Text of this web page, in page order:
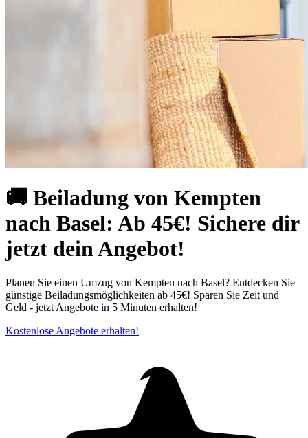
🚚 Beiladung von Kempten
nach Basel: Ab 45€! Sichere dir
jetzt dein Angebot!
Planen Sie einen Umzug von Kempten nach Basel? Entdecken Sie
günstige Beiladungsmöglichkeiten ab 45€! Sparen Sie Zeit und
Geld - jetzt Angebote in 5 Minuten erhalten!
Kostenlose Angebote erhalten!